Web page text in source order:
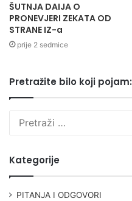
ŠUTNJA DAIJA O
PRONEVJERI ZEKATA OD
STRANE IZ-a
prije 2 sedmice
Pretražite bilo koji pojam:
Kategorije
PITANJA I ODGOVORI